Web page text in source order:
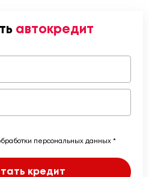
автокредит
персональных данных *
кредит